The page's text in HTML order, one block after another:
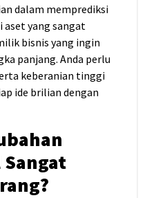
dalam memprediksi
aset yang sangat
bisnis yang ingin
panjang. Anda perlu
keberanian tinggi
ide brilian dengan